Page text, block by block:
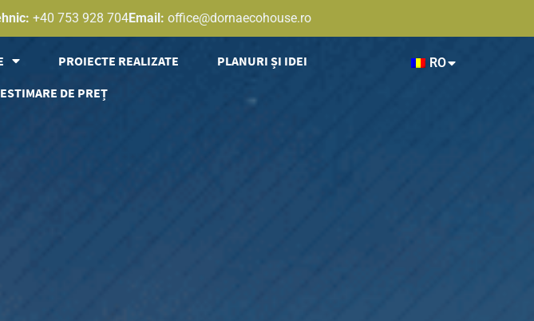
+40 753 928 704Email: office@dornaecohouse.ro
PROIECTE REALIZATE
PLANURI ȘI IDEI
ESTIMARE DE PREȚ
RO